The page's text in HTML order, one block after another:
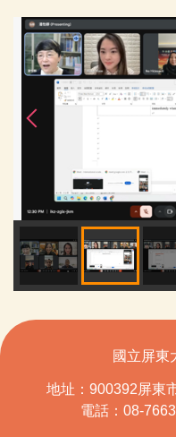
國立屏東
地址：900392屏東
電話：08-